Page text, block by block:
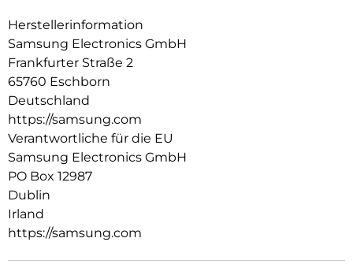
Herstellerinformation
Samsung Electronics GmbH
Frankfurter Straße 2
65760 Eschborn
Deutschland
https://samsung.com
Verantwortliche für die EU
Samsung Electronics GmbH
PO Box 12987
Dublin
Irland
https://samsung.com